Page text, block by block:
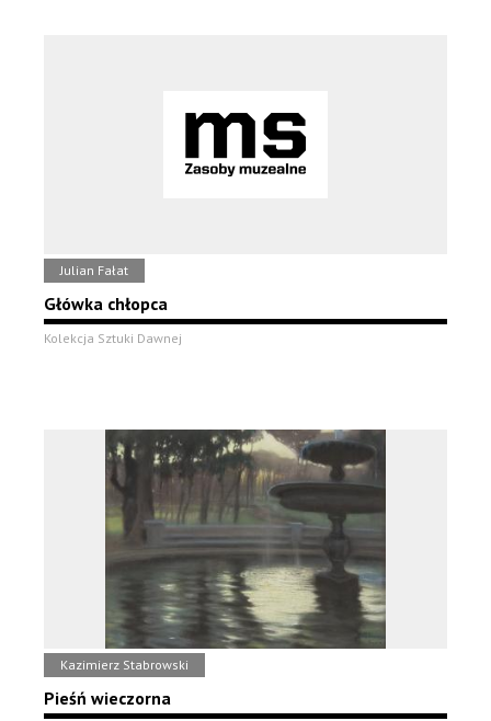
Julian Fałat
Główka chłopca
Kolekcja Sztuki Dawnej
Kazimierz Stabrowski
Pieśń wieczorna